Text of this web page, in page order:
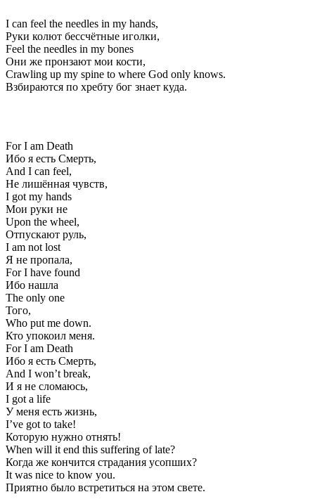
I can feel the needles in my hands,
Руки колют бессчётные иголки,
Feel the needles in my bones
Они же пронзают мои кости,
Crawling up my spine to where God only knows.
Взбираются по хребту бог знает куда.
For I am Death
Ибо я есть Смерть,
And I can feel,
Не лишённая чувств,
I got my hands
Мои руки не
Upon the wheel,
Отпускают руль,
I am not lost
Я не пропала,
For I have found
Ибо нашла
The only one
Того,
Who put me down.
Кто упокоил меня.
For I am Death
Ибо я есть Смерть,
And I won’t break,
И я не сломаюсь,
I got a life
У меня есть жизнь,
I’ve got to take!
Которую нужно отнять!
When will it end this suffering of late?
Когда же кончится страдания усопших?
It was nice to know you.
Приятно было встретиться на этом свете.